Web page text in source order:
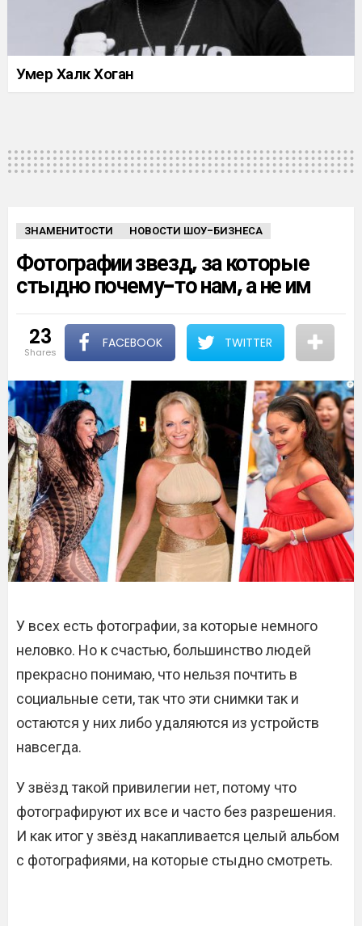
Умер Халк Хоган
ЗНАМЕНИТОСТИ НОВОСТИ ШОУ-БИЗНЕСА
Фотографии звезд, за которые
стыдно почему-то нам, а не им
23
shares
FACEBOOK TWITTER
У всех есть фотографии, за которые немного
неловко. Но к счастью, большинство людей
прекрасно понимаю, что нельзя почтить в
социальные сети, так что эти снимки так и
остаются у них либо удаляются из устройств
навсегда.
У звёзд такой привилегии нет, потому что
фотографируют их все и часто без разрешения.
И как итог у звёзд накапливается целый альбом
с фотографиями, на которые стыдно смотреть.